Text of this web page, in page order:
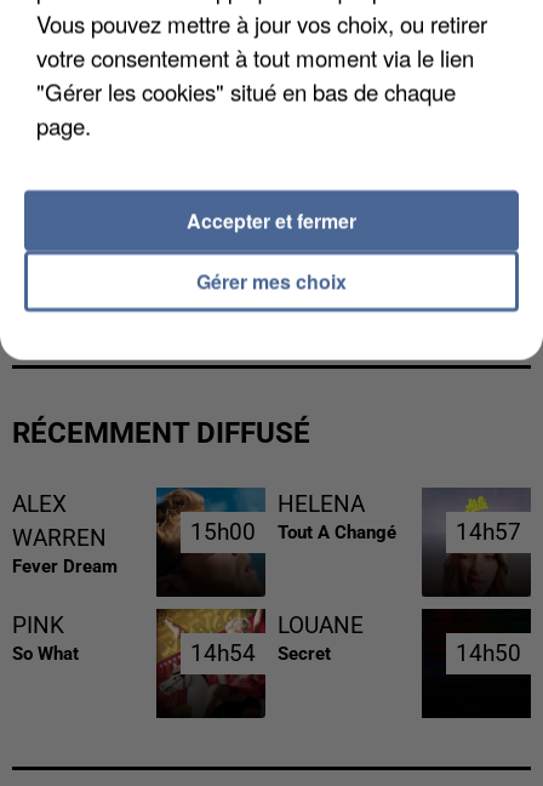
L’UN DES FONDATEURS SUPPOSÉS DE LA DZ
MAFIA INTERPELLÉ EN ALGÉRIE
RÉCEMMENT DIFFUSÉ
ALEX
WARREN
Fever Dream
15h00
15h00
HELENA
Tout A Changé 14h57
14h57
PINK
So What 14h54
14h54
LOUANE
Secret 14h50
14h50
Vous pouvez mettre à jour vos choix, ou retirer
votre consentement à tout moment via le lien
"Gérer les cookies" situé en bas de chaque
page.
Gérer mes choix
Accepter et fermer